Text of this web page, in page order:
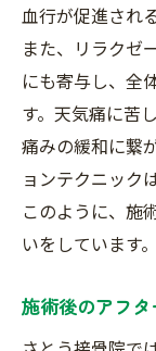
血行が促進され
また、リラクゼ
にも寄与し、全
す。天気痛に苦
痛みの緩和に繋
ョンテクニック
このように、施
いをしています。
施術後のアフ